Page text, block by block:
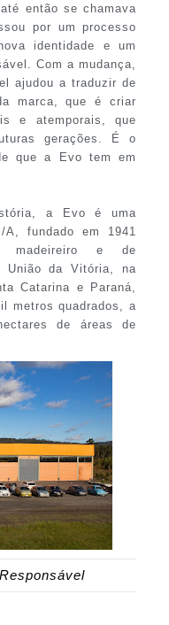
então se chamava
por um processo
identidade e um
Com a mudança,
ajudou a traduzir de
marca, que é criar
e atemporais, que
gerações. É o
que a Evo tem em
a Evo é uma
A, fundado em 1941
madeireiro e de
União da Vitória, na
Catarina e Paraná,
metros quadrados, a
de áreas de